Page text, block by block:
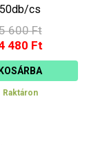
50db/cs
600 Ft
480 Ft
KOSÁRBA
Raktáron